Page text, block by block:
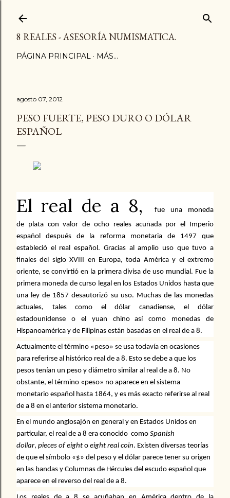
8 REALES - ASESORÍA NUMISMATICA.
PÁGINA PRINCIPAL MÁS…
agosto 07, 2012
PESO FUERTE, PESO DURO O DÓLAR
ESPAÑOL
El real de a 8,
fue una moneda
de plata con valor de ocho reales acuñada por el Imperio
español
después de la reforma monetaria de 1497
que
estableció el real español. Gracias al amplio uso que tuvo a
finales del siglo XVIII en Europa, toda América y el extremo
oriente, se convirtió en la primera divisa de uso mundial. Fue la
primera moneda de curso legal en los Estados Unidos hasta que
una ley de 1857 desautorizó su uso. Muchas de las monedas
actuales, tales como el
dólar canadiense, el
dólar
estadounidense
o el yuan chino
así como monedas de
Hispanoamérica y de Filipinas están basadas en el real de a 8.
Actualmente el término «peso» se usa todavía en ocasiones
para referirse al histórico real de a 8. Esto se debe a que los
pesos tenían un peso y diámetro similar al real de a 8. No
obstante, el término «peso» no aparece en el sistema
monetario español hasta 1864, y es más exacto referirse al real
de a 8 en el anterior sistema monetario.
En el mundo anglosajón en general y en Estados Unidos en
particular, el real de a 8 era conocido como Spanish
dollar, pieces of eight o eight real coin. Existen diversas teorías
de que el símbolo «$» del peso y el dólar parece tener su origen
en las bandas y Columnas de Hércules del escudo español que
aparece en el reverso del real de a 8.